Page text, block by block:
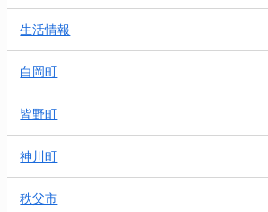
生活情報
白岡町
皆野町
神川町
秩父市